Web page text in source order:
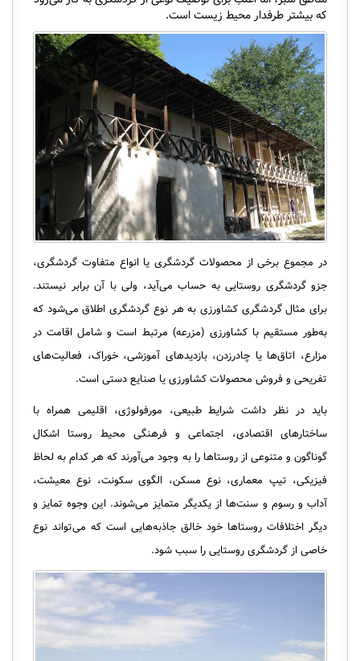
که بیشتر طرفدار محیط زیست است.
در مجموع برخی از محصولات گردشگری یا انواع متفاوت گردشگری،
جزو گردشگری روستایی به حساب می‌آید، ولی با آن برابر نیستند.
برای مثال گردشگری کشاورزی به هر نوع گردشگری اطلاق می‌شود که
به‌طور مستقیم با کشاورزی (مزرعه) مرتبط است و شامل اقامت در
مزارع، اتاق‌ها یا چادرزدن، بازدیدهای آموزشی، خوراک، فعالیت‌های
تفریحی و فروش محصولات کشاورزی یا صنایع دستی است.
باید در نظر داشت شرایط طبیعی، مورفولوژی، اقلیمی همراه با
ساختارهای اقتصادی، اجتماعی و فرهنگی محیط روستا اشکال
گوناگون و متنوعی از روستاها را به وجود می‌آورند که هر کدام به لحاظ
فیزیکی، تیپ معماری، نوع مسکن، الگوی سکونت، نوع معیشت،
آداب و رسوم و سنت‌ها از یکدیگر متمایز می‌شوند. این وجوه تمایز و
دیگر اختلافات روستاها خود خالق جاذبه‌هایی است که می‌تواند نوع
خاصی از گردشگری روستایی را سبب شود.